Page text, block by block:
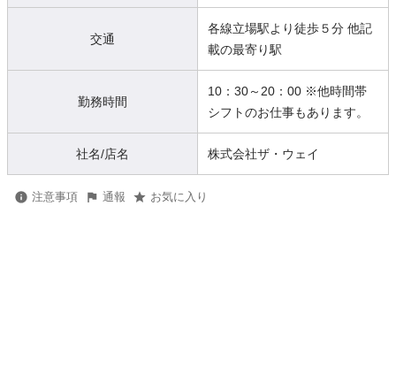
交通
各線立場駅より徒歩５分 他記
載の最寄り駅
勤務時間
10：30～20：00 ※他時間帯
シフトのお仕事もあります。
社名/店名 株式会社ザ・ウェイ
注意事項 通報 お気に入り